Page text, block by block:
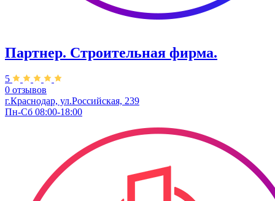
Партнер. Строительная фирма.
5
0 отзывов
г.Краснодар, ул.Российская, 239
Пн-Сб 08:00-18:00